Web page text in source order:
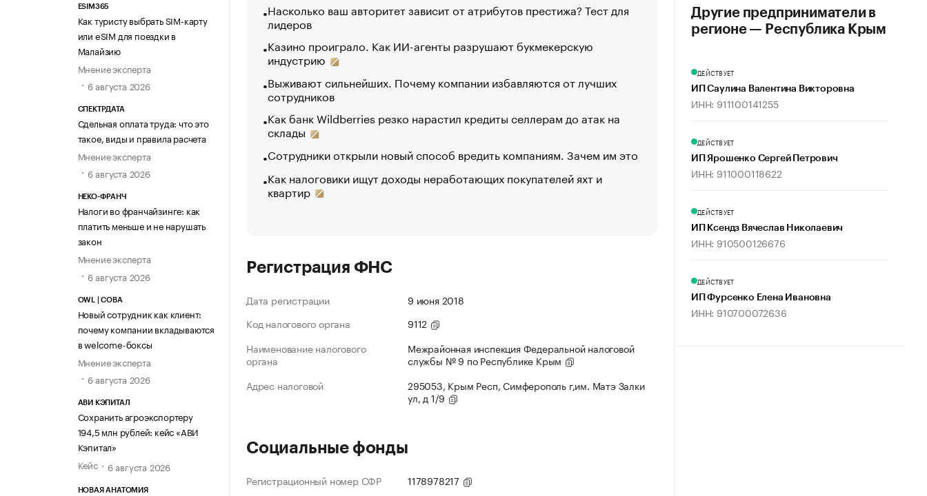
ESIM365
Как туристу выбрать SIM-карту
или eSIM для поездки в
Малайзию
Мнение эксперта
6 августа 2026
СПЕКТРДАТА
Сдельная оплата труда: что это
такое, виды и правила расчета
Мнение эксперта
6 августа 2026
НЕКО-ФРАНЧ
Налоги во франчайзинге: как
платить меньше и не нарушать
закон
Мнение эксперта
6 августа 2026
OWL | СОВА
Новый сотрудник как клиент:
почему компании вкладываются
в welcome-боксы
Мнение эксперта
6 августа 2026
АВИ КЭПИТАЛ
Сохранить агроэкспортеру
194,5 млн рублей: кейс «АВИ
Кэпитал»
Кейс
6 августа 2026
НОВАЯ АНАТОМИЯ
Насколько ваш авторитет зависит от атрибутов престижа? Тест для
лидеров
Казино проиграло. Как ИИ-агенты разрушают букмекерскую
индустрию
Выживают сильнейших. Почему компании избавляются от лучших
сотрудников
Как банк Wildberries резко нарастил кредиты селлерам до атак на
склады
Сотрудники открыли новый способ вредить компаниям. Зачем им это
Как налоговики ищут доходы неработающих покупателей яхт и
квартир
«От спорта тело стареет иначе». Как живет глава
создавшей GTA
Функции менеджмента: пять ключевых основ
управления
Стресс обеспеченных людей: почему рост доходов
Регистрация ФНС
Дата регистрации
9 июня 2018
Код налогового органа
9112
Наименование налогового
органа
Межрайонная инспекция Федеральной налоговой
службы № 9 по Республике Крым
Адрес налоговой
295053, Крым Респ, Симферополь г,им. Матэ Залки
ул, д 1/9
Социальные фонды
Регистрационный номер СФР 1178978217
Другие предприниматели в
регионе — Республика Крым
ДЕЙСТВУЕТ
ИП Саулина Валентина Викторовна
ИНН: 911100141255
ДЕЙСТВУЕТ
ИП Ярошенко Сергей Петрович
ИНН: 911000118622
ДЕЙСТВУЕТ
ИП Ксендз Вячеслав Николаевич
ИНН: 910500126676
ДЕЙСТВУЕТ
ИП Фурсенко Елена Ивановна
ИНН: 910700072636